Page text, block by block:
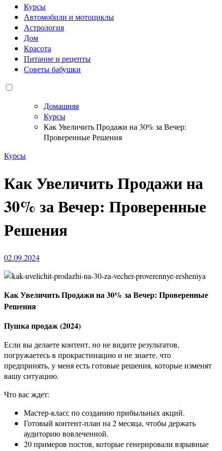
Курсы
Автомобили и мотоциклы
Астрология
Дом
Красота
Питание и рецепты
Советы бабушки
Домашняя
Курсы
Как Увеличить Продажи на 30% за Вечер:
Проверенные Решения
Курсы
Как Увеличить Продажи на
30% за Вечер: Проверенные
Решения
02.09.2024
Как Увеличить Продажи на 30% за Вечер: Проверенные
Решения
Пушка продаж (2024)
Если вы делаете контент, но не видите результатов,
погружаетесь в прокрастинацию и не знаете, что
предпринять, у меня есть готовые решения, которые изменят
вашу ситуацию.
Что вас ждет:
Мастер-класс по созданию прибыльных акций.
Готовый контент-план на 2 месяца, чтобы держать
аудиторию вовлеченной.
20 примеров постов, которые генерировали взрывные